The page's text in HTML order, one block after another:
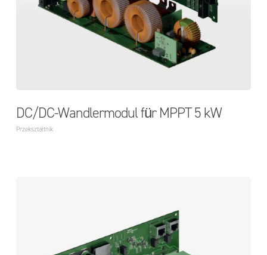
DC/DC-Wandlermodul für MPPT 5 kW
Przekształtnik